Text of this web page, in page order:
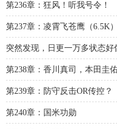
第236章：狂风！听我号令！
第237章：凌霄飞苍鹰（6.5K）
突然发现，日更一万多状态好
第238章：香川真司，本田圭
第239章：防守反击OR传控？
第240章：国米功勋